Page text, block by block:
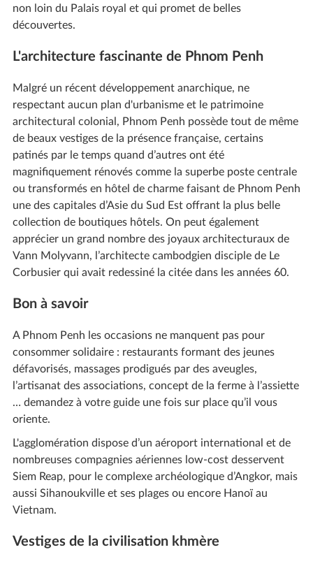
non loin du Palais royal et qui promet de belles
découvertes.
L'architecture fascinante de Phnom Penh
Malgré un récent développement anarchique, ne
respectant aucun plan d'urbanisme et le patrimoine
architectural colonial, Phnom Penh possède tout de même
de beaux vestiges de la présence française, certains
patinés par le temps quand d’autres ont été
magnifiquement rénovés comme la superbe poste centrale
ou transformés en hôtel de charme faisant de Phnom Penh
une des capitales d’Asie du Sud Est offrant la plus belle
collection de boutiques hôtels. On peut également
apprécier un grand nombre des joyaux architecturaux de
Vann Molyvann, l’architecte cambodgien disciple de Le
Corbusier qui avait redessiné la citée dans les années 60.
Bon à savoir
A Phnom Penh les occasions ne manquent pas pour
consommer solidaire : restaurants formant des jeunes
défavorisés, massages prodigués par des aveugles,
l’artisanat des associations, concept de la ferme à l’assiette
… demandez à votre guide une fois sur place qu’il vous
oriente.
L'agglomération dispose d’un aéroport international et de
nombreuses compagnies aériennes low-cost desservent
Siem Reap, pour le complexe archéologique d’Angkor, mais
aussi Sihanoukville et ses plages ou encore Hanoï au
Vietnam.
Vestiges de la civilisation khmère